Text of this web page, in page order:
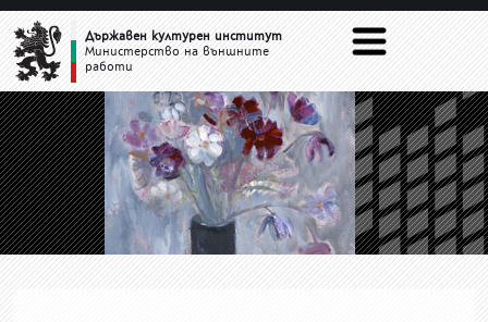
НОВИНИДържавен културен институт
Министерство на външните
работи